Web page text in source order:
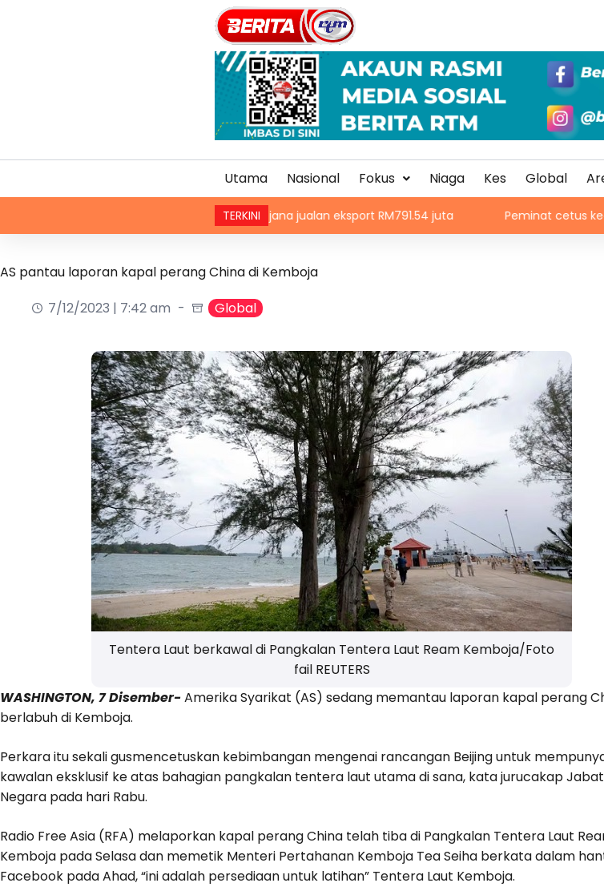
Utama Nasional Fokus Niaga Kes Global
TERKINI
FIA 2026: Malaysia jana jualan eksport RM791.54 juta Peminat cetus kecoh, Thailand
AS pantau laporan kapal perang China di Kemboja
7/12/2023 | 7:42 am
Global
Tentera Laut berkawal di Pangkalan Tentera Laut Ream Kemboja/Foto
fail REUTERS
WASHINGTON, 7 Disember-Amerika Syarikat (AS) sedang memantau laporan kapal perang
berlabuh di Kemboja.
Perkara itu sekali gusmencetuskan kebimbangan mengenai rancangan Beijing untuk
kawalan eksklusif ke atas bahagian pangkalan tentera laut utama di sana, kata jurucakap
Negara pada hari Rabu.
Radio Free Asia (RFA) melaporkan kapal perang China telah tiba di Pangkalan Tentera Laut
Kemboja pada Selasa dan memetik Menteri Pertahanan Kemboja Tea Seiha berkata dalam
Facebook pada Ahad, “ini adalah persediaan untuk latihan” Tentera Laut Kemboja.